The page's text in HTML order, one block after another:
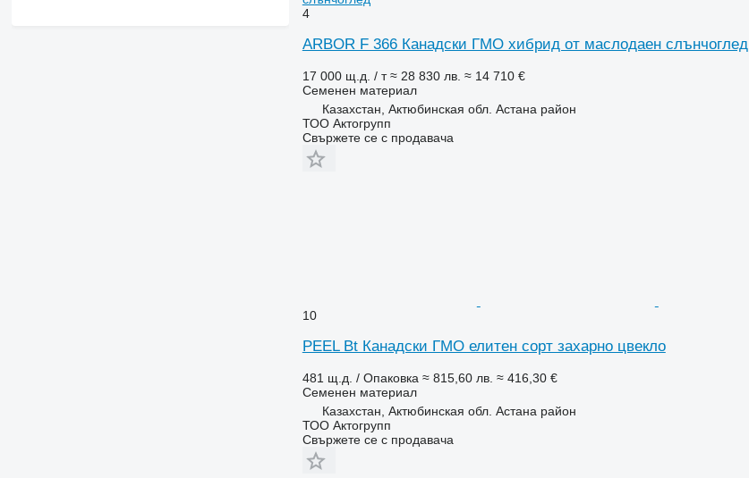
4
ARBOR F 366 Канадски ГМО хибрид от маслодаен слънчоглед
17 000 щ.д. / т ≈ 28 830 лв. ≈ 14 710 €
Семенен материал
Казахстан, Актюбинская обл. Астана район
ТОО Актогрупп
Свържете се с продавача
10
PEEL Bt Канадски ГМО елитен сорт захарно цвекло
481 щ.д. / Опаковка ≈ 815,60 лв. ≈ 416,30 €
Семенен материал
Казахстан, Актюбинская обл. Астана район
ТОО Актогрупп
Свържете се с продавача